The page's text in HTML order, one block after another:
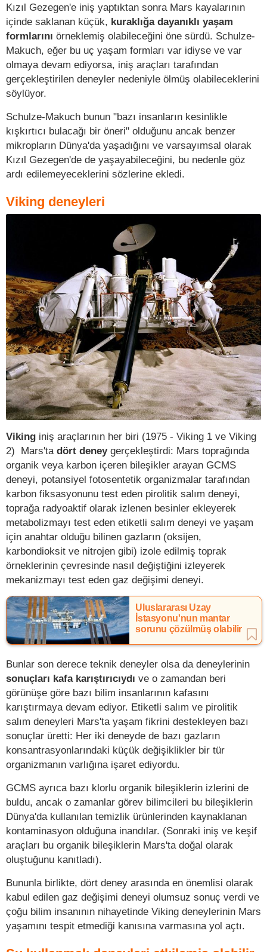
Kızıl Gezegen'e iniş yaptıktan sonra Mars kayalarının
içinde saklanan küçük, kuraklığa dayanıklı yaşam
formlarını örneklemiş olabileceğini öne sürdü. Schulze-
Makuch, eğer bu uç yaşam formları var idiyse ve var
olmaya devam ediyorsa, iniş araçları tarafından
gerçekleştirilen deneyler nedeniyle ölmüş olabileceklerini
söylüyor.
Schulze-Makuch bunun "bazı insanların kesinlikle
kışkırtıcı bulacağı bir öneri" olduğunu ancak benzer
mikropların Dünya'da yaşadığını ve varsayımsal olarak
Kızıl Gezegen'de de yaşayabileceğini, bu nedenle göz
ardı edilemeyeceklerini sözlerine ekledi.
Viking deneyleri
Viking iniş araçlarının her biri (1975 - Viking 1 ve Viking
2) Mars'ta dört deney gerçekleştirdi: Mars toprağında
organik veya karbon içeren bileşikler arayan GCMS
deneyi, potansiyel fotosentetik organizmalar tarafından
karbon fiksasyonunu test eden pirolitik salım deneyi,
toprağa radyoaktif olarak izlenen besinler ekleyerek
metabolizmayı test eden etiketli salım deneyi ve yaşam
için anahtar olduğu bilinen gazların (oksijen,
karbondioksit ve nitrojen gibi) izole edilmiş toprak
örneklerinin çevresinde nasıl değiştiğini izleyerek
mekanizmayı test eden gaz değişimi deneyi.
Uluslararası Uzay
İstasyonu'nun mantar
sorunu çözülmüş olabilir
Bunlar son derece teknik deneyler olsa da deneylerinin
sonuçları kafa karıştırıcıydı ve o zamandan beri
görünüşe göre bazı bilim insanlarının kafasını
karıştırmaya devam ediyor. Etiketli salım ve pirolitik
salım deneyleri Mars'ta yaşam fikrini destekleyen bazı
sonuçlar üretti: Her iki deneyde de bazı gazların
konsantrasyonlarındaki küçük değişiklikler bir tür
organizmanın varlığına işaret ediyordu.
GCMS ayrıca bazı klorlu organik bileşiklerin izlerini de
buldu, ancak o zamanlar görev bilimcileri bu bileşiklerin
Dünya'da kullanılan temizlik ürünlerinden kaynaklanan
kontaminasyon olduğuna inandılar. (Sonraki iniş ve keşif
araçları bu organik bileşiklerin Mars'ta doğal olarak
oluştuğunu kanıtladı).
Bununla birlikte, dört deney arasında en önemlisi olarak
kabul edilen gaz değişimi deneyi olumsuz sonuç verdi ve
çoğu bilim insanının nihayetinde Viking deneylerinin Mars
yaşamını tespit etmediği kanısına varmasına yol açtı.